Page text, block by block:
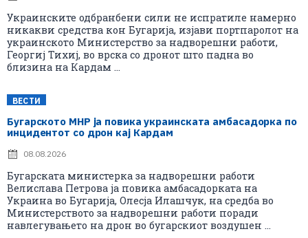
Украинските одбранбени сили не испратиле намерно
никакви средства кон Бугарија, изјави портпаролот на
украинското Министерство за надворешни работи,
Георгиј Тихиј, во врска со дронот што падна во
близина на Кардам ...
ВЕСТИ
Бугарското МНР ја повика украинската амбасадорка по
инцидентот со дрон кај Кардам
08.08.2026
Бугарската министерка за надворешни работи
Велислава Петрова ја повика амбасадорката на
Украина во Бугарија, Олесја Илашчук, на средба во
Министерството за надворешни работи поради
навлегувањето на дрон во бугарскиот воздушен ...